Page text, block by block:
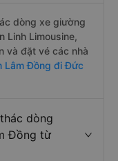
dòng xe giường
Linh Limousine,
và đặt vé các nhà
Lâm Đồng đi Đức
dòng
Đồng từ